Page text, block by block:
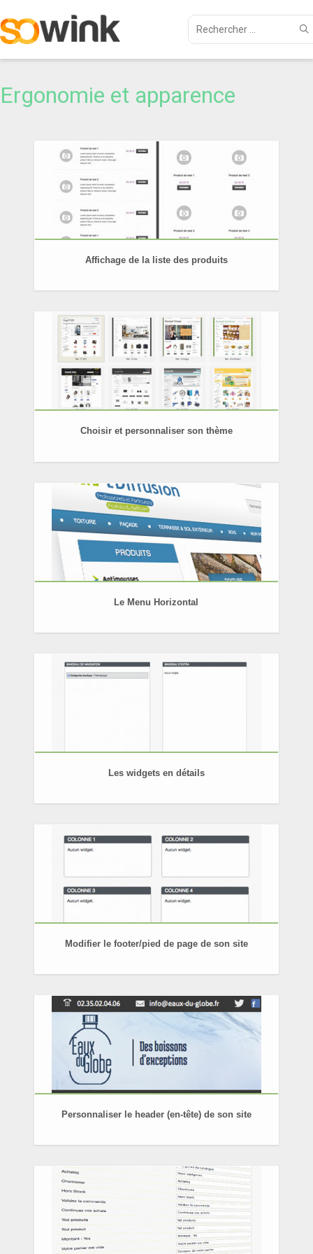
Ergonomie et apparence
Affichage de la liste des produits
Choisir et personnaliser son thème
Le Menu Horizontal
Les widgets en détails
Modifier le footer/pied de page de son site
Personnaliser le header (en-tête) de son site